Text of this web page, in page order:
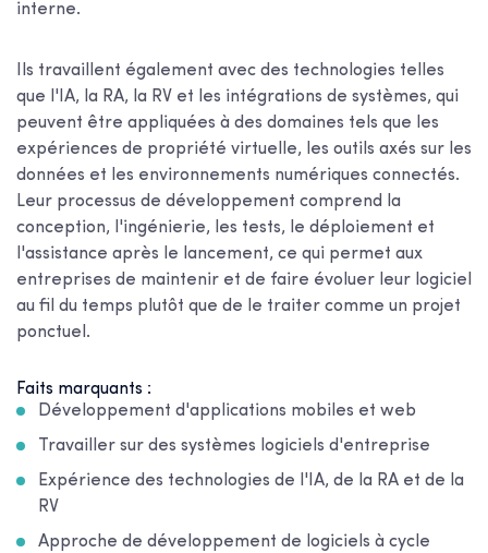
interne.
Ils travaillent également avec des technologies telles
que l'IA, la RA, la RV et les intégrations de systèmes, qui
peuvent être appliquées à des domaines tels que les
expériences de propriété virtuelle, les outils axés sur les
données et les environnements numériques connectés.
Leur processus de développement comprend la
conception, l'ingénierie, les tests, le déploiement et
l'assistance après le lancement, ce qui permet aux
entreprises de maintenir et de faire évoluer leur logiciel
au fil du temps plutôt que de le traiter comme un projet
ponctuel.
Faits marquants :
Développement d'applications mobiles et web
Travailler sur des systèmes logiciels d'entreprise
Expérience des technologies de l'IA, de la RA et de la
RV
Approche de développement de logiciels à cycle